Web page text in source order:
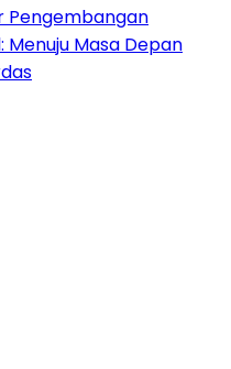
Pengembangan
Masa Depan